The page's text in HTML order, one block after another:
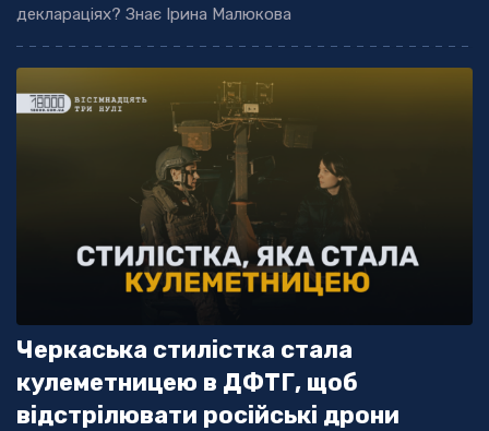
деклараціях? Знає Ірина Малюкова
Черкаська стилістка стала
кулеметницею в ДФТГ, щоб
відстрілювати російські дрони